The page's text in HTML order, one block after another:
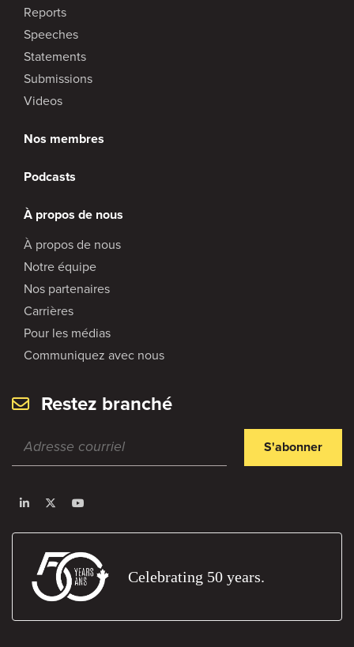
Reports
Speeches
Statements
Submissions
Videos
Nos membres
Podcasts
À propos de nous
À propos de nous
Notre équipe
Nos partenaires
Carrières
Pour les médias
Communiquez avec nous
Restez branché
S'abonner
Celebrating 50 years.